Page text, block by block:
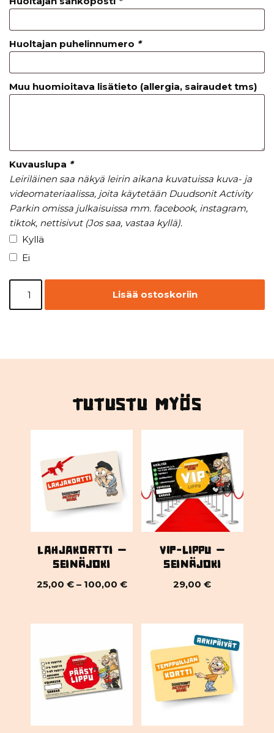
Huoltajan puhelinnumero *
Muu huomioitava lisätieto (allergia, sairaudet tms)
Kuvauslupa *
Leiriläinen saa näkyä leirin aikana kuvatuissa kuva- ja
videomateriaalissa, joita käytetään Duudsonit Activity
Parkin omissa julkaisuissa mm. facebook, instagram,
tiktok, nettisivut (Jos saa, vastaa kyllä).
Kyllä
Ei
Lisää ostoskoriin
Tutustu myös
Lahjakortti –
Seinäjoki
25,00 € – 100,00 €
VIP-lippu –
Seinäjoki
29,00€